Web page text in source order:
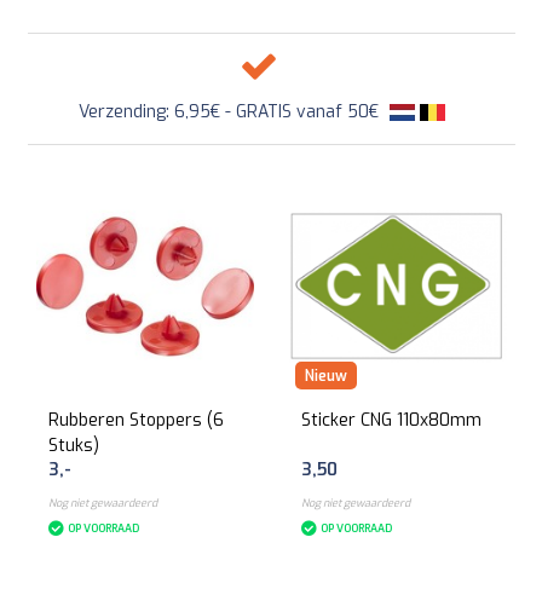
Verzending: 6,95€ - GRATIS vanaf 50€
Rubberen Stoppers (6
Stuks)
3,-
Nog niet gewaardeerd
OP VOORRAAD
Nieuw
Sticker CNG 110x80mm
3,50
Nog niet gewaardeerd
OP VOORRAAD